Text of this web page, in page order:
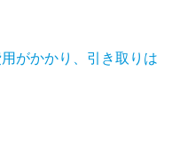
がかかり、引き取りは